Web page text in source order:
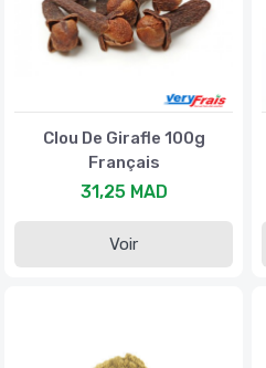
Clou De Girafle 100g
Français
31,25 MAD
Voir